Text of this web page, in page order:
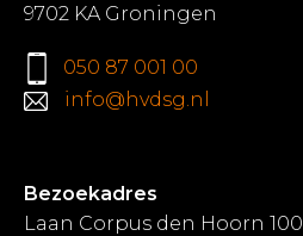
9702 KA Groningen
050 87 001 00
info@hvdsg.nl
Bezoekadres
Laan Corpus den Hoorn 100